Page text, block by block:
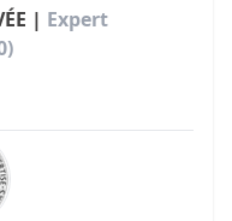
| Expert